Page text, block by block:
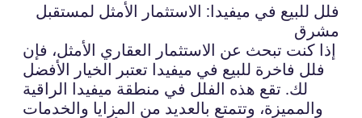
فلل للبيع في ميفيدا: الاستثمار الأمثل لمستقبل
مشرق
إذا كنت تبحث عن الاستثمار العقاري الأمثل، فإن
فلل فاخرة للبيع في ميفيدا تعتبر الخيار الأفضل
لك. تقع هذه الفلل في منطقة ميفيدا الراقية
والمميزة، وتتمتع بالعديد من المزايا والخدمات